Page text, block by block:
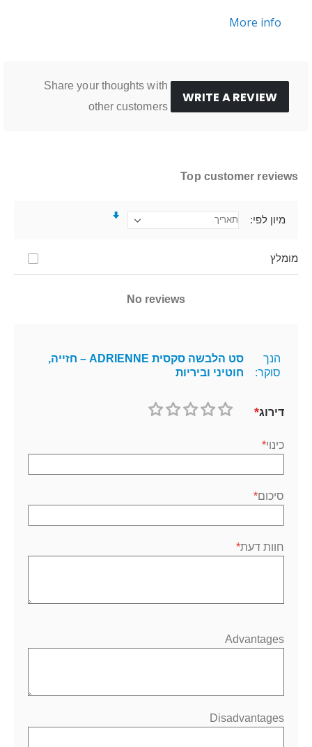
More info
WRITE A REVIEW
Share your thoughts with
other customers
Top customer reviews
מומלץ
מיון לפי
No reviews
הנך
סוקר:
סט הלבשה סקסית ADRIENNE – חזייה,
חוטיני וביריות
דירוג
כינוי
סיכום
חוות דעת
Advantages
Disadvantages